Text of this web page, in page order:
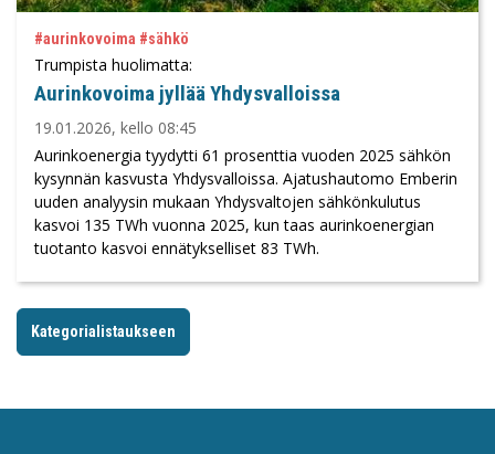
#aurinkovoima #sähkö
Trumpista huolimatta:
Aurinkovoima jyllää Yhdysvalloissa
19.01.2026, kello 08:45
Aurinkoenergia tyydytti 61 prosenttia vuoden 2025 sähkön
kysynnän kasvusta Yhdysvalloissa. Ajatushautomo Emberin
uuden analyysin mukaan Yhdysvaltojen sähkönkulutus
kasvoi 135 TWh vuonna 2025, kun taas aurinkoenergian
tuotanto kasvoi ennätykselliset 83 TWh.
Kategorialistaukseen